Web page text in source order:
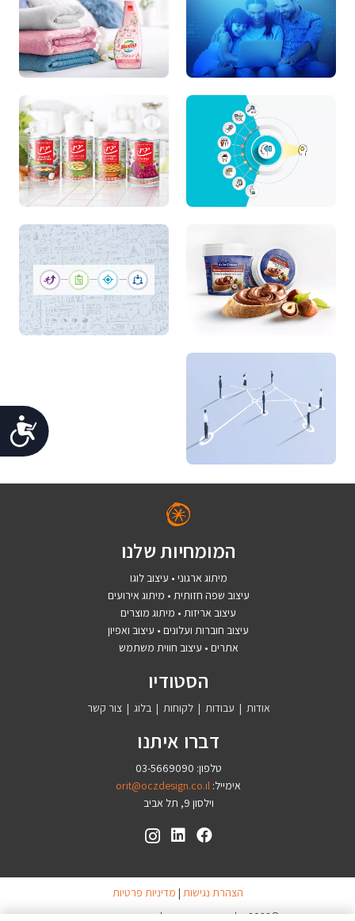
המומחיות שלנו
מיתוג ארגוני • עיצוב לוגו
עיצוב שפה חזותית • מיתוג אירועים
עיצוב אריזות • מיתוג מוצרים
עיצוב חוברות ועלונים • עיצוב ואפיון
אתרים • עיצוב חווית משתמש
הסטודיו
אודות | עבודות |לקוחות |בלוג |צור קשר
דברו איתנו
טלפון: 03-5669090
אימייל: orit@oczdesign.co.il
וילסון 9, תל אביב
הצהרת נגישות | מדיניות פרטיות
©2023 כל הזכויות שמורות לסטודיו אורית חן צדוק